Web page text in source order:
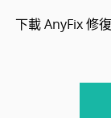
下載 AnyFix 修